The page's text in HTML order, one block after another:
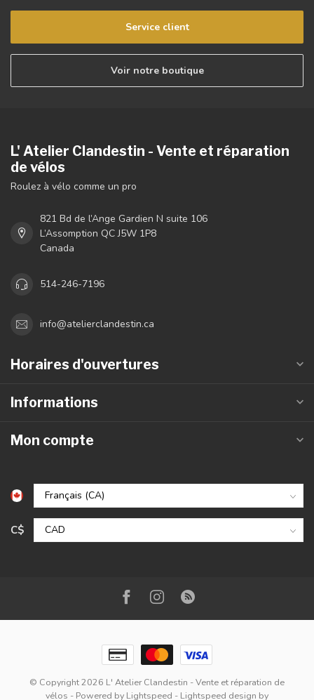
Service client
Voir notre boutique
L' Atelier Clandestin - Vente et réparation
de vélos
Roulez à vélo comme un pro
821 Bd de l’Ange Gardien N suite 106
L’Assomption QC J5W 1P8
Canada
514-246-7196
info@atelierclandestin.ca
Horaires d'ouvertures
Informations
Mon compte
C$
© Copyright 2026 L' Atelier Clandestin - Vente et réparation de
vélos - Powered by Lightspeed - Lightspeed design by